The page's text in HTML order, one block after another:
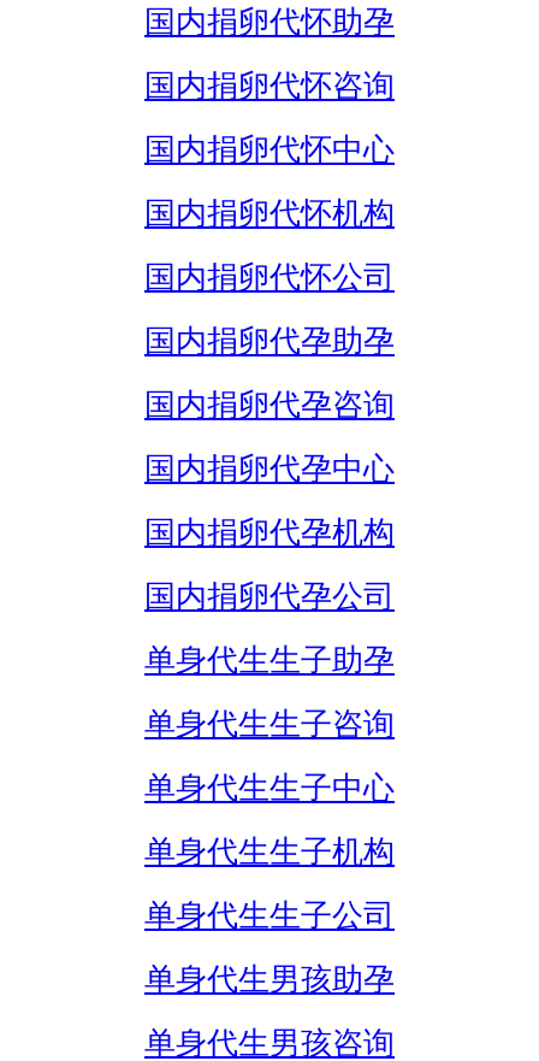
国内捐卵代怀助孕
国内捐卵代怀咨询
国内捐卵代怀中心
国内捐卵代怀机构
国内捐卵代怀公司
国内捐卵代孕助孕
国内捐卵代孕咨询
国内捐卵代孕中心
国内捐卵代孕机构
国内捐卵代孕公司
单身代生生子助孕
单身代生生子咨询
单身代生生子中心
单身代生生子机构
单身代生生子公司
单身代生男孩助孕
单身代生男孩咨询